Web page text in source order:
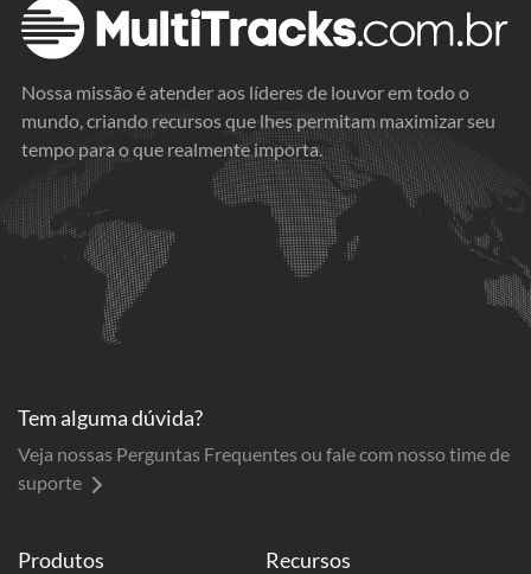
Nossa missão é atender aos líderes de louvor em todo o
mundo, criando recursos que lhes permitam maximizar seu
tempo para o que realmente importa.
Produtos Recursos
Tem alguma dúvida?
Veja nossas Perguntas Frequentes ou fale com nosso time de
suporte